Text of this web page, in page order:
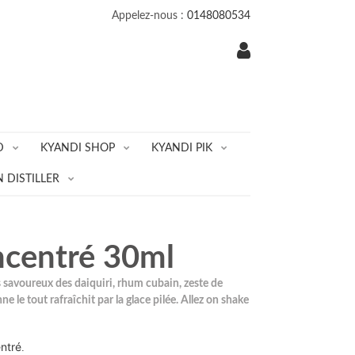
Appelez-nous : 0148080534
KYANDI SHOP KYANDI PIK
DISTILLER
30ml
des daiquiri, rhum cubain, zeste de
le tout rafraîchit par la glace pilée. Allez on shake
.